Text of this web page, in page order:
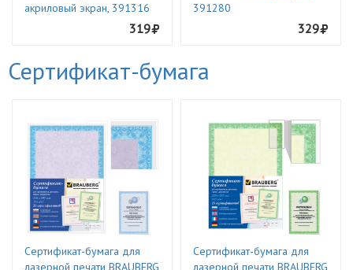
акриловый экран, 391316
319
391280
329
Сертификат-бумага
Сертификат-бумага для
лазерной печати BRAUBERG
Сертификат-бумага для
лазерной печати BRAUBERG